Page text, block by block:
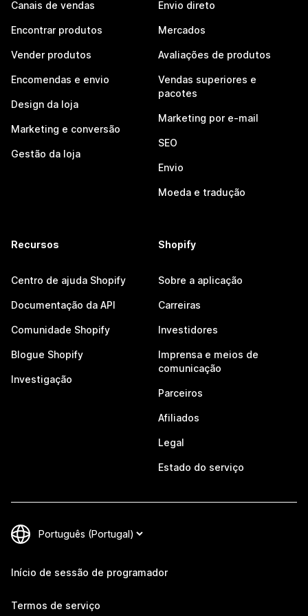
Canais de vendas
Encontrar produtos
Vender produtos
Encomendas e envio
Design da loja
Marketing e conversão
Gestão da loja
Envio direto
Mercados
Avaliações de produtos
Vendas superiores e
pacotes
Marketing por e-mail
SEO
Envio
Moeda e tradução
Recursos
Centro de ajuda Shopify
Documentação da API
Comunidade Shopify
Blogue Shopify
Investigação
Shopify
Sobre a aplicação
Carreiras
Investidores
Imprensa e meios de
comunicação
Parceiros
Afiliados
Legal
Estado do serviço
Início de sessão de programador
Termos de serviço